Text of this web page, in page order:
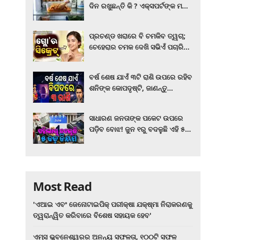
ଦିନ ରଖୁଛନ୍ତି କି ? ଏକ୍ସପର୍ଟଙ୍କ ମତ
ପ୍ରଚଣ୍ଡ ଖରାରେ ବି ଚମକିବ ତ୍ୱଚା;
ଚେହେରାର ଚମକ ଦେଖି ସଭିଏଁ ପଚାରିବେ
ବର୍ଷ ଶେଷ ଯାଏଁ ୩ଟି ରାଶି ଉପରେ ରହିବ
ଶନିଙ୍କ କୋପଦୃଷ୍ଟି, ଜାଣନ୍ତୁ
ସାଧାରଣ ଜନତାଙ୍କ ପକେଟ ଉପରେ
ପଡ଼ିବ ବୋଝ! ଜୁନ ୧ରୁ ବଦଳୁଛି ଏହି ୫
Most Read
'ଏଆଇ ଏବଂ ଜେନୋଟାଇପିକ୍ ପରୀକ୍ଷା ଯକ୍ଷ୍ମା ନିରାକରଣକୁ
ତ୍ୱରାନ୍ୱିତ କରିବାରେ ବିଶେଷ ସହାୟକ ହେବ'
ଏମ୍ସ ଭୁବନେଶ୍ୱରର ଅନନ୍ୟ ସଫଳତା, ୧୦୦ଟି ସଫଳ